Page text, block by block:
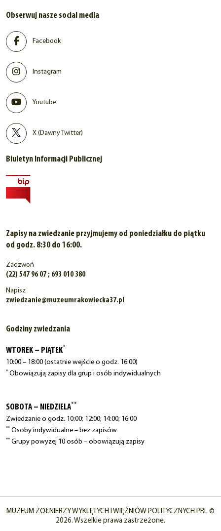
Obserwuj nasze social media
Facebook
Instagram
Youtube
X (Dawny Twitter)
Biuletyn Informacji Publicznej
Zapisy na zwiedzanie przyjmujemy od poniedziałku do piątku
od godz. 8:30 do 16:00.
Zadzwoń
(22) 547 96 07 ; 693 010 380
Napisz
zwiedzanie@muzeumrakowiecka37.pl
Godziny zwiedzania
WTOREK – PIĄTEK*
10:00 – 18:00 (ostatnie wejście o godz. 16:00)
* Obowiązują zapisy dla grup i osób indywidualnych
SOBOTA – NIEDZIELA**
Zwiedzanie o godz. 10:00; 12:00; 14:00; 16:00
** Osoby indywidualne – bez zapisów
** Grupy powyżej 10 osób – obowiązują zapisy
MUZEUM ŻOŁNIERZY WYKLĘTYCH I WIĘŹNIÓW POLITYCZNYCH PRL ©
2026. Wszelkie prawa zastrzeżone.